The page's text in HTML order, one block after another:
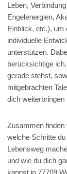
Leben,
Engelenergien,
Einblick, etc.), um
individuelle
unterstützen.
berücksichtige
gerade stehst,
mitgebrachten
dich weiterbringen
Zusammen finden
welche Schritte
Lebensweg
und wie du dich
kannst in 77709